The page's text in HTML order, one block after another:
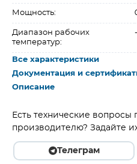
Мощность:
Диапазон рабочих
температур:
Все характеристики
Документация и
Описание
Есть технические вопросы
производителю? Задайте
Телеграм